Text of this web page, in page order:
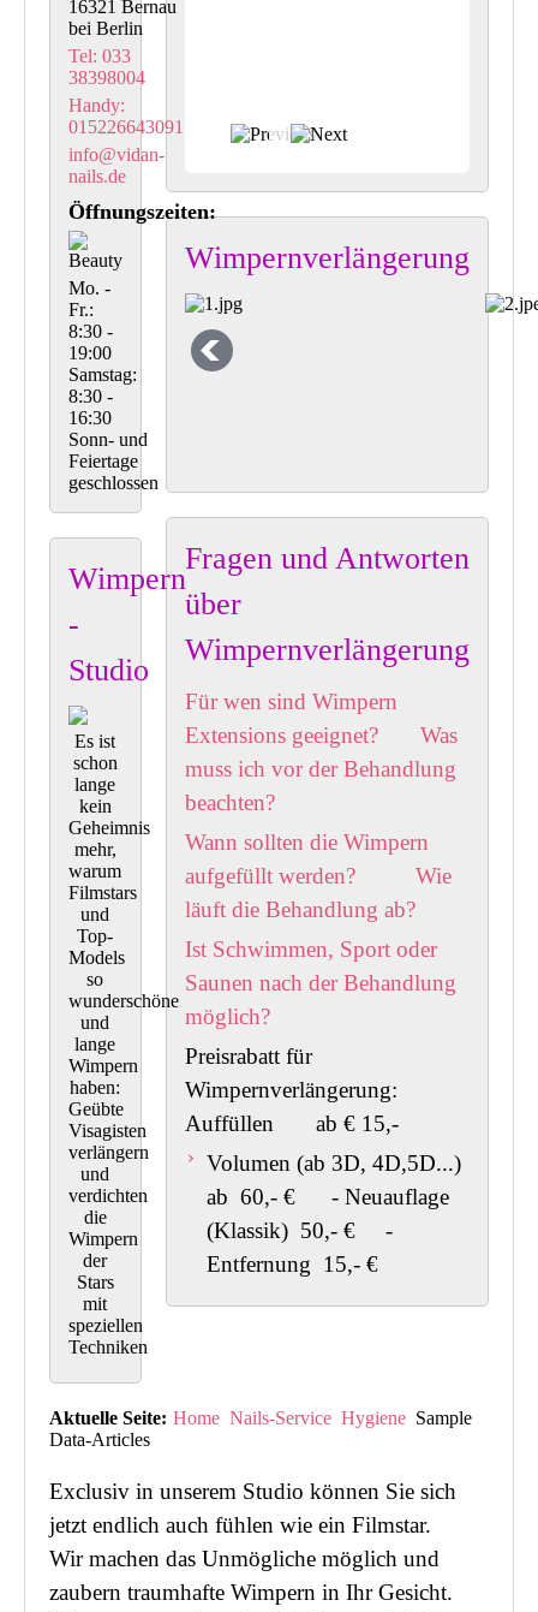
Wimpernverlängerung
Fragen und Antworten
über
Wimpernverlängerung
Für wen sind Wimpern
Extensions geeignet?
Was
muss ich vor der Behandlung
beachten?
Wann sollten die Wimpern
aufgefüllt werden?
Wie
läuft die Behandlung ab?
Ist Schwimmen, Sport oder
Saunen nach der Behandlung
möglich?
Preisrabatt für
Auffüllen ab € 15,-
Volumen (ab 3D, 4D,5D...)
ab 60,- € - Neuauflage
(Klassik) 50,- € -
Entfernung 15,- €
16321 Bernau
bei Berlin
Tel: 033
38398004
Handy:
015226643091
info@vidan-
nails.de
Öffnungszeiten:
Mo. -
Fr.:
8:30 -
19:00
Samstag:
8:30 -
16:30
Sonn- und
Feiertage
geschlossen
Wimpern
-
Studio
Es ist
schon
lange
kein
Geheimnis
mehr,
warum
Filmstars
und
Top-
Models
so
wunderschöne
und
lange
Wimpern
haben:
Geübte
Visagisten
verlängern
und
verdichten
die
Wimpern
der
Stars
mit
speziellen
Techniken
Aktuelle Seite: Home Nails-Service Hygiene Sample
Data-Articles
Exclusiv in unserem Studio können Sie sich
jetzt endlich auch fühlen wie ein Filmstar.
Wir machen das Unmögliche möglich und
zaubern traumhafte Wimpern in Ihr Gesicht.